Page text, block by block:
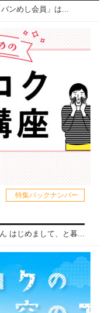
ンめし会員」は...
特集バックナンバー
はじめまして、と暮...